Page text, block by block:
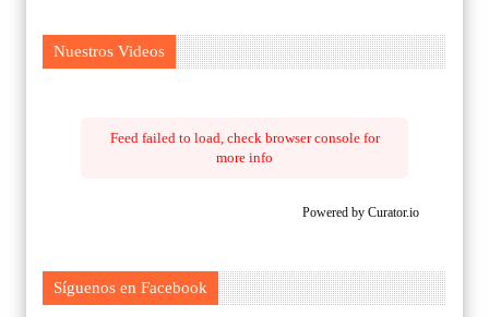
Nuestros Videos
Feed failed to load, check browser console for
more info
Powered by Curator.io
Síguenos en Facebook